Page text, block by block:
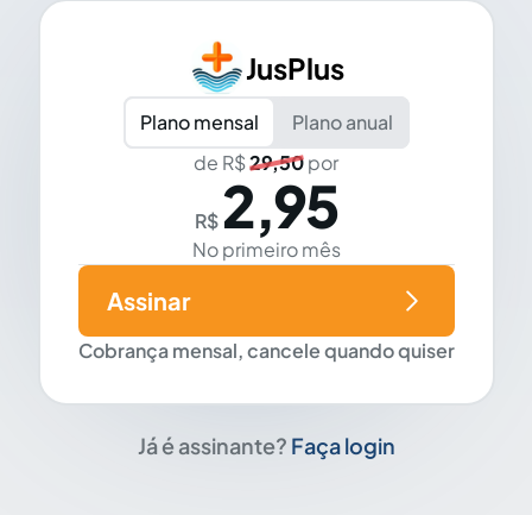
JusPlus
Plano mensal
Plano anual
de R$29,50por
R$ 2,95
No primeiro mês
Cobrança mensal, cancele quando quiser
Assinar
Já é assinante? Faça login